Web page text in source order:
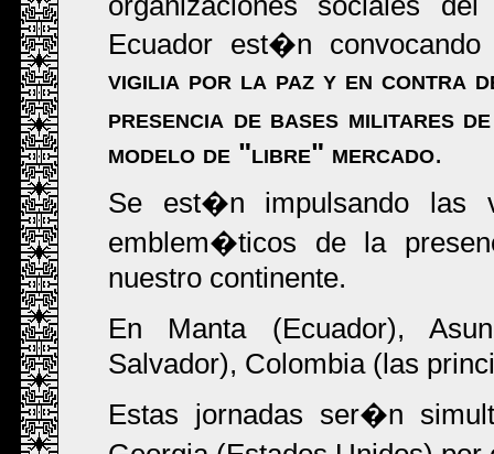
Ecuador est�n
vigilia por la paz y en contra
presencia de bases militares
modelo de "libre" mercado.
Se est�n impulsando
emblem�ticos de la
nuestro continente.
En Manta (Ecuador),
Salvador), Colombia (las
Estas jornadas ser�n